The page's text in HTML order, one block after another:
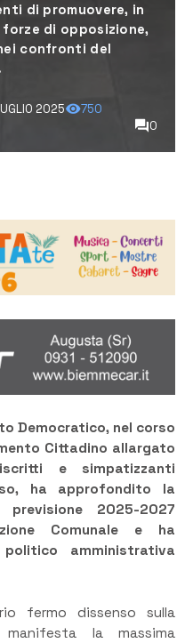
di promuovere, in
di opposizione,
confronti del
2025
750
0
Democratico, nel corso
Cittadino allargato
e simpatizzanti
ha approfondito la
2025-2027
Comunale e ha
amministrativa
fermo dissenso sulla
la massima